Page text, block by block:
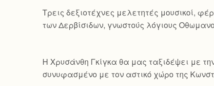
Τρεις δεξιοτέχνες μελετητές μουσικοί,
των Δερβίσιδων, γνωστούς λόγιους
Η Χρυσάνθη Γκίγκα θα μας ταξιδέψει με
συνυφασμένο με τον αστικό χώρο της